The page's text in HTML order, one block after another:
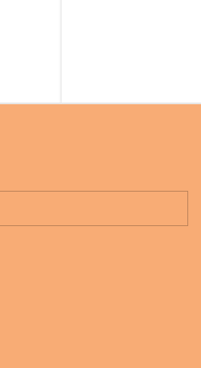
über die
Jenen
viele
Gesundheit, Gelassenheit